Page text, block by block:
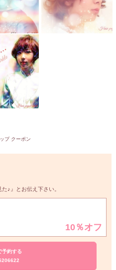
プ クーポン
♪』とお伝え下さい。
10％オフ
予約する